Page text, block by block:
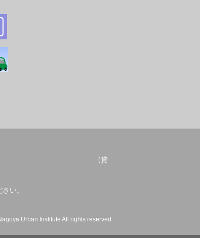
678-2209 （貸
い。
Urban Institute All rights reserved.